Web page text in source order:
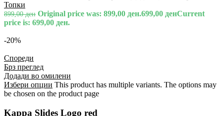
Топки
899,00ден Original price was: 899,00 ден.699,00 денCurrent
price is: 699,00 ден.
-20%
Спореди
Брз преглед
Додади во омилени
Избери опции This product has multiple variants. The options may
be chosen on the product page
Kappa Slides Logo red